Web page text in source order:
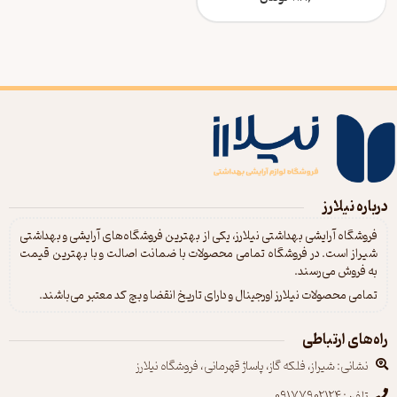
درباره نیلارز
فروشگاه آرایشی بهداشتی نیلارز، یکی از بهترین فروشگاه‌های آرایشی و بهداشتی
شیراز است. در فروشگاه تمامی محصولات با ضمانت اصالت و با بهترین قیمت
به فروش می‌رسند.
تمامی محصولات نیلارز اورجینال و دارای تاریخ انقضا و بچ کد معتبر می‌باشند.
راه‌های ارتباطی
نشانی: شیراز، فلکه گاز، پاساژ قهرمانی، فروشگاه نیلارز